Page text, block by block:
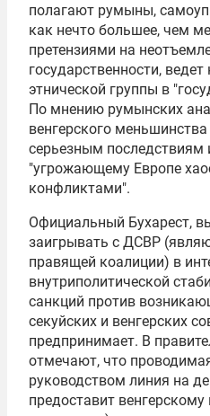
полагают румыны,
как нечто большее, чем
претензиями на
государственности,
этнической группы в
По мнению румынских
венгерского
серьезным последствиям
"угрожающему Европе
конфликтами".
Официальный Бухарест,
заигрывать с ДСВР
правящей коалиции) в
внутриполитической
санкций против
секуйских и венгерских
предпринимает. В
отмечают, что
руководством линия на
предоставит